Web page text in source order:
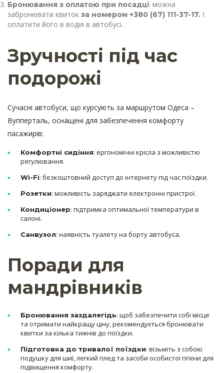
Бронювання з оплатою при посадці: можна
забронювати квиток за номером +380 (67) 111-37-17. І
оплатити його в водія в автобусі.
Зручності під час
подорожі
Сучасні автобуси, що курсують за маршрутом Одеса –
Вупперталь, оснащені для забезпечення комфорту
пасажирів:
Комфортні сидіння: ергономічні крісла з можливістю
регулювання.
Wi-Fi: безкоштовний доступ до інтернету під час поїздки.
Розетки: можливість заряджати електронні пристрої.
Кондиціонер: підтримка оптимальної температури в
салоні.
Санвузол: наявність туалету на борту автобуса.
Поради для
мандрівників
Бронювання заздалегідь: щоб забезпечити собі місце
та отримати найкращу ціну, рекомендується бронювати
квитки за кілька тижнів до поїздки.
Підготовка до тривалої поїздки: візьміть з собою
подушку для шиї, легкий плед та засоби особистої гігієни для
підвищення комфорту.